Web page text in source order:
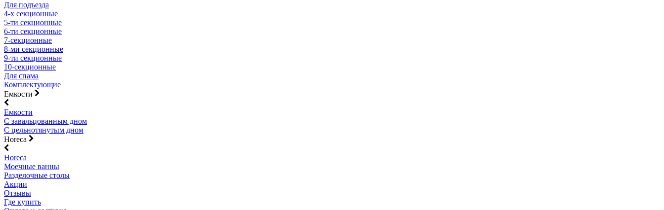
Для подъезда
4-х секционные
5-ти секционные
6-ти секционные
7-секционные
8-ми секционные
9-ти секционные
10-секционные
Для спама
Комплектующие
Емкости
Емкости
С завальцованным дном
С цельнотянутым дном
Horeca
Horeca
Моечные ванны
Разделочные столы
Акции
Отзывы
Где купить